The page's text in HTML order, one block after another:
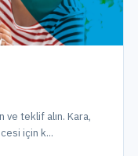
ve teklif alın. Kara,
için k...